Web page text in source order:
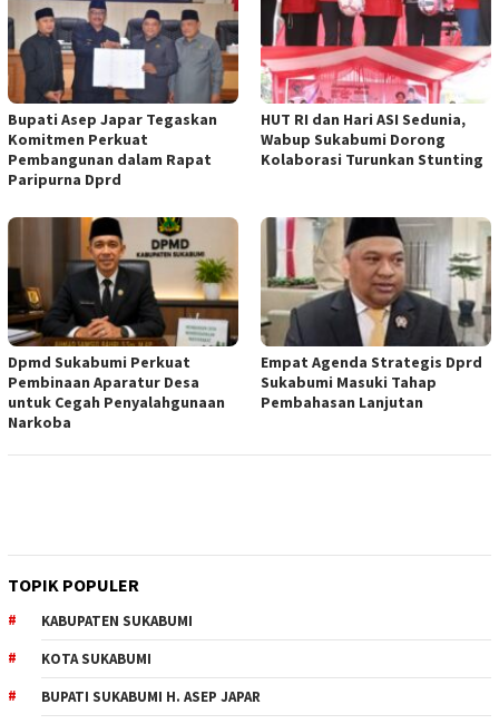
Bupati Asep Japar Tegaskan
Komitmen Perkuat
Pembangunan dalam Rapat
Paripurna Dprd
HUT RI dan Hari ASI Sedunia,
Wabup Sukabumi Dorong
Kolaborasi Turunkan Stunting
Dpmd Sukabumi Perkuat
Pembinaan Aparatur Desa
untuk Cegah Penyalahgunaan
Narkoba
Empat Agenda Strategis Dprd
Sukabumi Masuki Tahap
Pembahasan Lanjutan
TOPIK POPULER
KABUPATEN SUKABUMI
KOTA SUKABUMI
BUPATI SUKABUMI H. ASEP JAPAR